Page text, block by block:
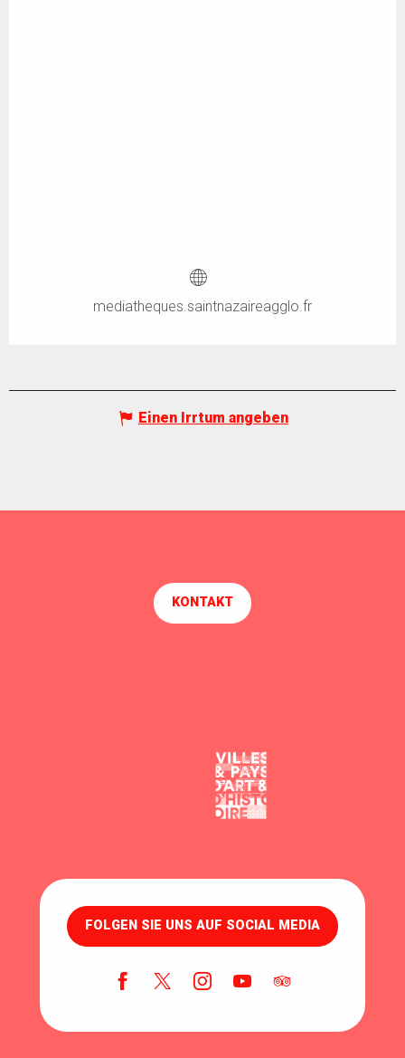
mediatheques.saintnazaireagglo.fr
Einen Irrtum angeben
KONTAKT
FOLGEN SIE UNS AUF SOCIAL MEDIA